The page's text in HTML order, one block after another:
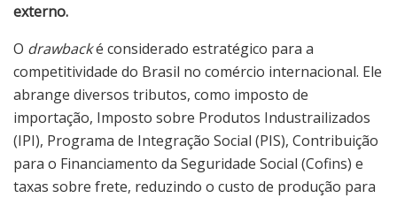
externo.
O drawbacké considerado estratégico para a
competitividade do Brasil no comércio internacional. Ele
abrange diversos tributos, como imposto de
importação, Imposto sobre Produtos Industrailizados
(IPI), Programa de Integração Social (PIS), Contribuição
para o Financiamento da Seguridade Social (Cofins) e
taxas sobre frete, reduzindo o custo de produção para